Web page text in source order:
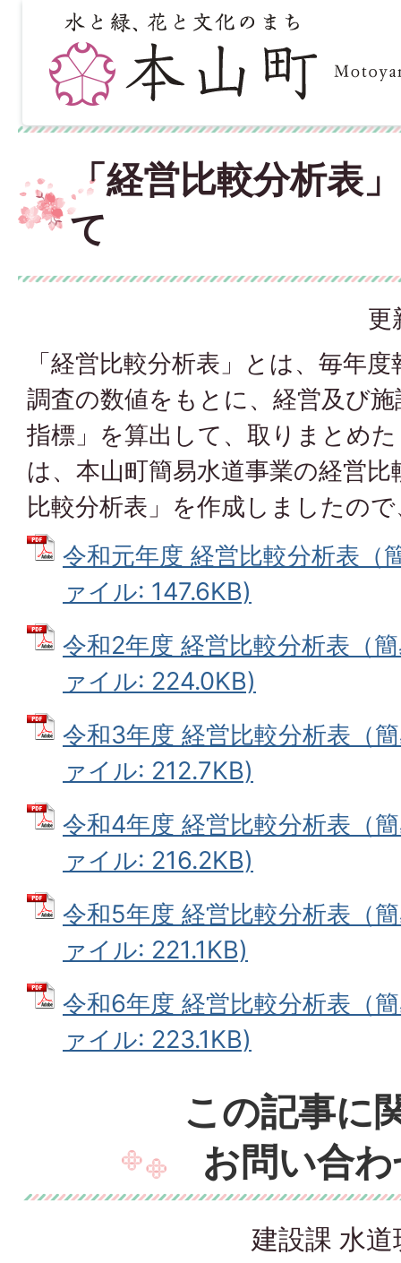
「経営比較分析表
て
更
「経営比較分析表」とは、毎年
調査の数値をもとに、経営及び
指標」を算出して、取りまとめ
は、本山町簡易水道事業の経営
比較分析表」を作成しましたの
令和元年度 経営比較分析表（
ァイル: 147.6KB)
令和2年度 経営比較分析表（
ァイル: 224.0KB)
令和3年度 経営比較分析表（
ァイル: 212.7KB)
令和4年度 経営比較分析表（
ァイル: 216.2KB)
令和5年度 経営比較分析表（
ァイル: 221.1KB)
令和6年度 経営比較分析表（
ァイル: 223.1KB)
この記事に
お問い合
建設課 水道